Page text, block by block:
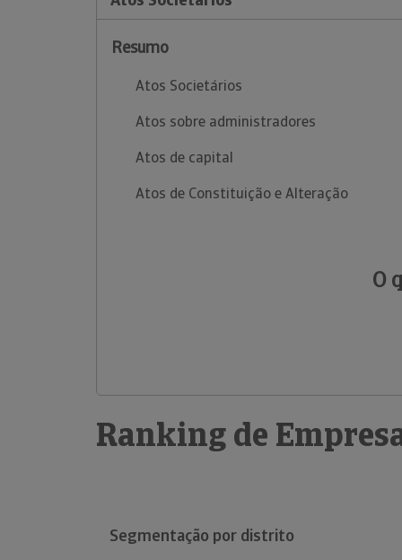
Resumo
Atos Societários
Atos sobre administradores
Atos de capital
Atos de Constituição e Alteração
O
Ranking de
Segmentação por distrito